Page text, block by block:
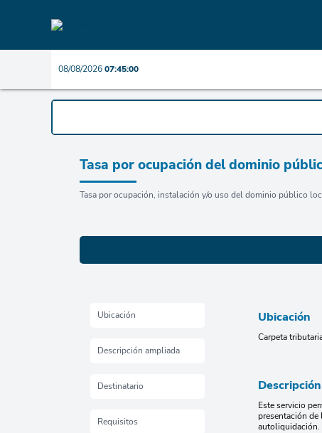
08/08/202607:45:00
Tasa por ocupación del dominio
Tasa por ocupación, instalación y/o uso del dominio público
Ubicación
Descripción ampliada
Destinatario
Requisitos
Ubicación
Carpeta
Este servicio
presentación de
autoliquidación.